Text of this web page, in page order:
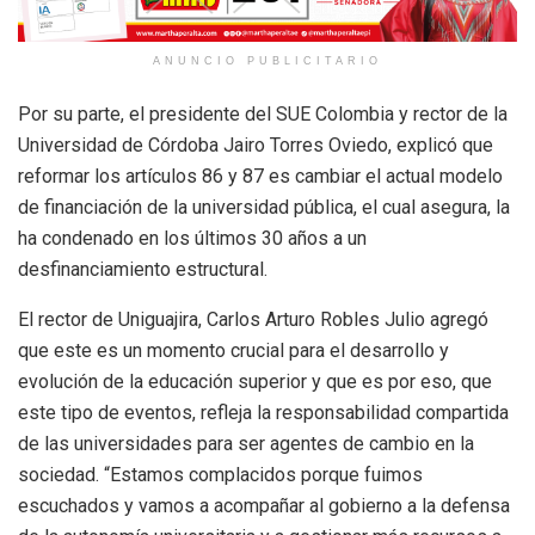
ANUNCIO PUBLICITARIO
Por su parte, el presidente del SUE Colombia y rector de la
Universidad de Córdoba Jairo Torres Oviedo, explicó que
reformar los artículos 86 y 87 es cambiar el actual modelo
de financiación de la universidad pública, el cual asegura, la
ha condenado en los últimos 30 años a un
desfinanciamiento estructural.
El rector de Uniguajira, Carlos Arturo Robles Julio agregó
que este es un momento crucial para el desarrollo y
evolución de la educación superior y que es por eso, que
este tipo de eventos, refleja la responsabilidad compartida
de las universidades para ser agentes de cambio en la
sociedad. “Estamos complacidos porque fuimos
escuchados y vamos a acompañar al gobierno a la defensa